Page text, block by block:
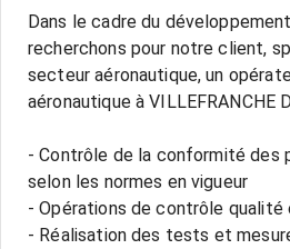
Dans le cadre du
recherchons pour notre client,
secteur aéronautique, un
aéronautique à VILLEFRANCHE
- Contrôle de la conformité des
selon les normes en vigueur
- Opérations de contrôle
- Réalisation des tests et